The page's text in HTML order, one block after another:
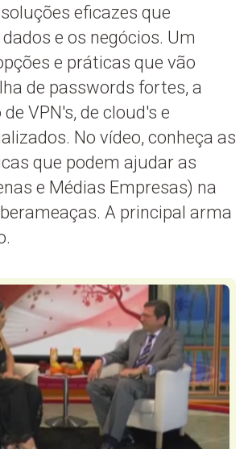
eficazes que
e os negócios. Um
e práticas que vão
de passwords fortes, a
VPN's, de cloud's e
No vídeo, conheça as
que podem ajudar as
e Médias Empresas) na
A principal arma